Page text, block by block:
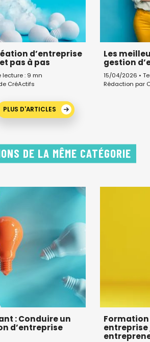
d’entreprise
pas à pas
lecture : 9 mn
CréActifs
Les
gestion
15/04/2026 •
Rédaction par
PLUS D'ARTICLES
DE LA MÊME CATÉGORIE
: Conduire un
d’entreprise
Formation